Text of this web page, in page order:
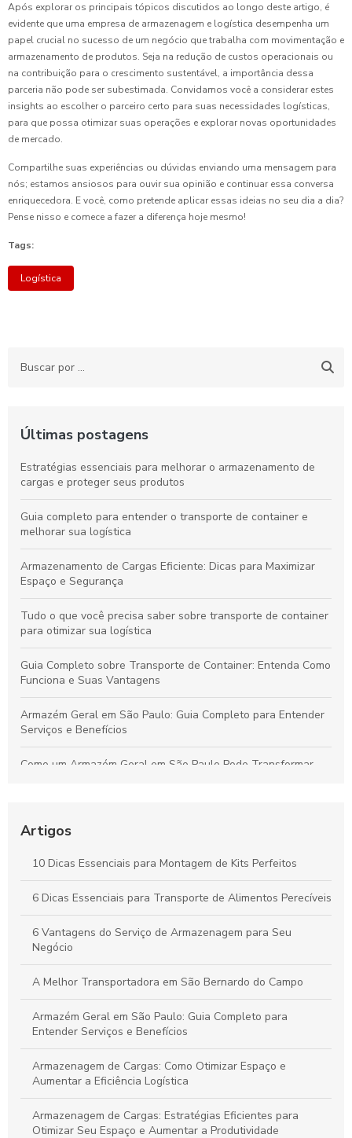
Após explorar os principais tópicos discutidos ao longo deste artigo, é
evidente que uma empresa de armazenagem e logística desempenha um
papel crucial no sucesso de um negócio que trabalha com movimentação e
armazenamento de produtos. Seja na redução de custos operacionais ou
na contribuição para o crescimento sustentável, a importância dessa
parceria não pode ser subestimada. Convidamos você a considerar estes
insights ao escolher o parceiro certo para suas necessidades logísticas,
para que possa otimizar suas operações e explorar novas oportunidades
de mercado.
Compartilhe suas experiências ou dúvidas enviando uma mensagem para
nós; estamos ansiosos para ouvir sua opinião e continuar essa conversa
enriquecedora. E você, como pretende aplicar essas ideias no seu dia a dia?
Pense nisso e comece a fazer a diferença hoje mesmo!
Tags:
Logística
Últimas postagens
Estratégias essenciais para melhorar o armazenamento de
cargas e proteger seus produtos
Guia completo para entender o transporte de container e
melhorar sua logística
Armazenamento de Cargas Eficiente: Dicas para Maximizar
Espaço e Segurança
Tudo o que você precisa saber sobre transporte de container
para otimizar sua logística
Guia Completo sobre Transporte de Container: Entenda Como
Funciona e Suas Vantagens
Armazém Geral em São Paulo: Guia Completo para Entender
Serviços e Benefícios
Como um Armazém Geral em São Paulo Pode Transformar
Perecíveis: Tudo que Você Deve Conhecer
Por que a Montagem Profissional de Kits é Essencial para
Durabilidade e Eficiência dos Seus Produtos
Vantagens do Transporte de Carga Dedicada para Otimizar
Seu Negócio
Artigos
10 Dicas Essenciais para Montagem de Kits Perfeitos
6 Dicas Essenciais para Transporte de Alimentos Perecíveis
6 Vantagens do Serviço de Armazenagem para Seu
Negócio
A Melhor Transportadora em São Bernardo do Campo
Armazém Geral em São Paulo: Guia Completo para
Entender Serviços e Benefícios
Armazenagem de Cargas: Como Otimizar Espaço e
Aumentar a Eficiência Logística
Armazenagem de Cargas: Estratégias Eficientes para
Otimizar Seu Espaço e Aumentar a Produtividade